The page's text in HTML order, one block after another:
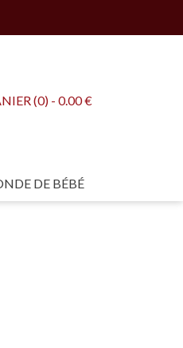
(0) - 0.00 €
DE BÉBÉ